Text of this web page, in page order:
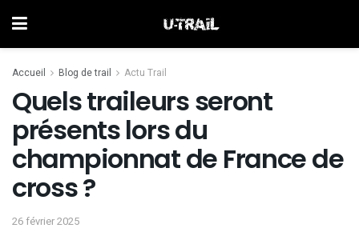
Accueil Blog de trail Actu Trail
Quels traileurs seront
présents lors du
championnat de France de
cross ?
26 février 2025